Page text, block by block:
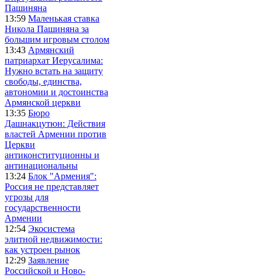
Пашиняна
13:59 Маленькая ставка
Никола Пашиняна за
большим игровым столом
13:43 Армянский
патриархат Иерусалима:
Нужно встать на защиту
свободы, единства,
автономии и достоинства
Армянской церкви
13:35 Бюро
Дашнакцутюн: Действия
властей Армении против
Церкви
антиконституционны и
антинациональны
13:24 Блок "Армения":
Россия не представляет
угрозы для
государственности
Армении
12:54 Экосистема
элитной недвижимости:
как устроен рынок
12:29 Заявление
Российской и Ново-